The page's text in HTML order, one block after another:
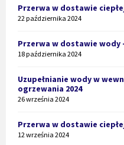
Przerwa w dostawie
22 października 2024
Przerwa w dostawie wody
18 października 2024
Uzupełnianie wody w
ogrzewania 2024
26 września 2024
Przerwa w dostawie
12 września 2024